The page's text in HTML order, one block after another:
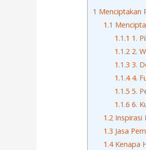
1 Menciptakan
1.1
1.1.1 1.
1.1.22.
1.1.3 3.
1.1.44.
1.1.5 5.
1.1.6 6.
1.2 Inspirasi
1.3 Jasa
1.4Kenapa